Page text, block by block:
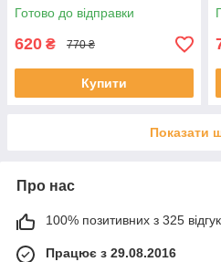
Готово до відправки
620 ₴ 770 ₴
Купити
Показати
Про нас
100% позитивних з 325
Працює з 29.08.2016